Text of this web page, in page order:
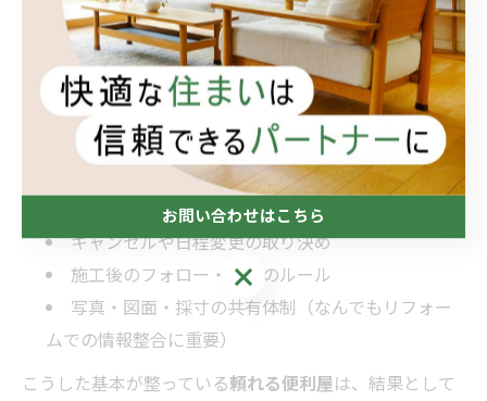
連絡手段とレスポンスの明確さ（電話・メール・
チャット）
見積の内訳表示と税込表記、出張費や最低料金の
有無
支払い方法（現金・振込・キャッシュレス）
施工時の養生方針と近隣配慮
保険加入・賠償対応の有無
キャンセルや日程変更の取り決め
施工後のフォロー・調整のルール
写真・図面・採寸の共有体制（なんでもリフォー
ムでの情報整合に重要）
こうした基本が整っている頼れる便利屋は、結果として
お問い合わせはこちら
お問い合わせはこちら